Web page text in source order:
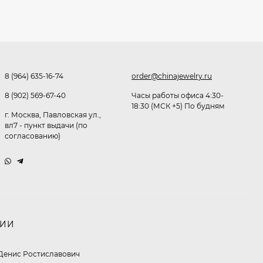
369,10 ₽
260₽
8 (964) 635-16-74
8 (902) 569-67-40
г. Москва, Павловская ул.,
вл7 - пункт выдачи (по
согласованию)
order@chinajewelry.ru
Часы работы офиса 4:30-
18:30 (МСК +5) По будням
Ростиславович